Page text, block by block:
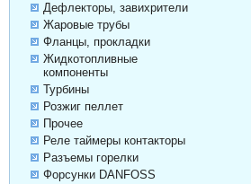
Дефлекторы, завихрители
Жаровые трубы
Фланцы, прокладки
Жидкотопливные
компоненты
Турбины
Розжиг пеллет
Прочее
Реле таймеры контакторы
Разъемы горелки
Форсунки DANFOSS